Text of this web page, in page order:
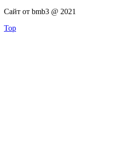
Сайт от bmb3 @ 2021
Top